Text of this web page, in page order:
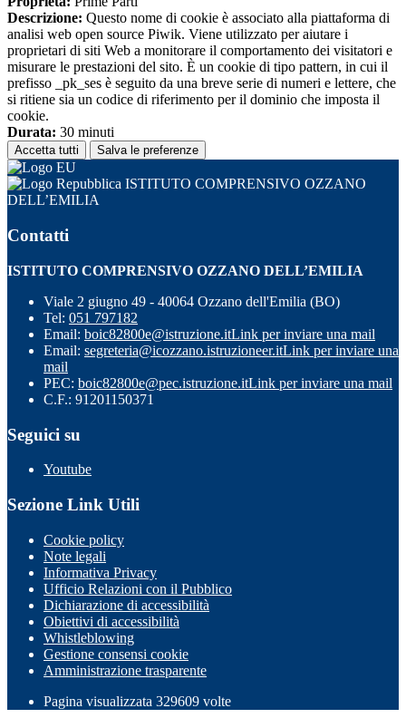
Descrizione: Questo nome di cookie è associato alla piattaforma di
analisi web open source Piwik. Viene utilizzato per aiutare i
proprietari di siti Web a monitorare il comportamento dei visitatori e
misurare le prestazioni del sito. È un cookie di tipo pattern, in cui il
prefisso _pk_ses è seguito da una breve serie di numeri e lettere, che
si ritiene sia un codice di riferimento per il dominio che imposta il
cookie.
Durata: 30 minuti
Accetta tutti Salva le preferenze
ISTITUTO COMPRENSIVO OZZANO
DELL’EMILIA
Contatti
ISTITUTO COMPRENSIVO OZZANO DELL’EMILIA
Viale 2 giugno 49 - 40064 Ozzano dell'Emilia (BO)
Tel: 051 797182
Email: boic82800e@istruzione.itLink per inviare una mail
Email: segreteria@icozzano.istruzioneer.itLink per inviare una
mail
PEC: boic82800e@pec.istruzione.itLink per inviare una mail
C.F.: 91201150371
Seguici su
Youtube
Sezione Link Utili
Cookie policy
Note legali
Informativa Privacy
Ufficio Relazioni con il Pubblico
Dichiarazione di accessibilità
Obiettivi di accessibilità
Whistleblowing
Gestione consensi cookie
Amministrazione trasparente
Pagina visualizzata 329609 volte